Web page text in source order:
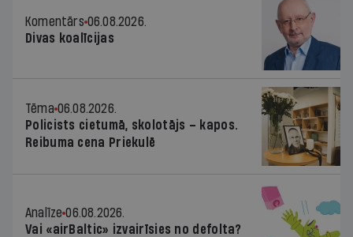
Komentārs 06.08.2026.
Divas koalīcijas
Tēma 06.08.2026.
Policists cietumā, skolotājs – kapos.
Reibuma cena Priekulē
Analīze 06.08.2026.
Vai «airBaltic» izvairīsies no defolta?